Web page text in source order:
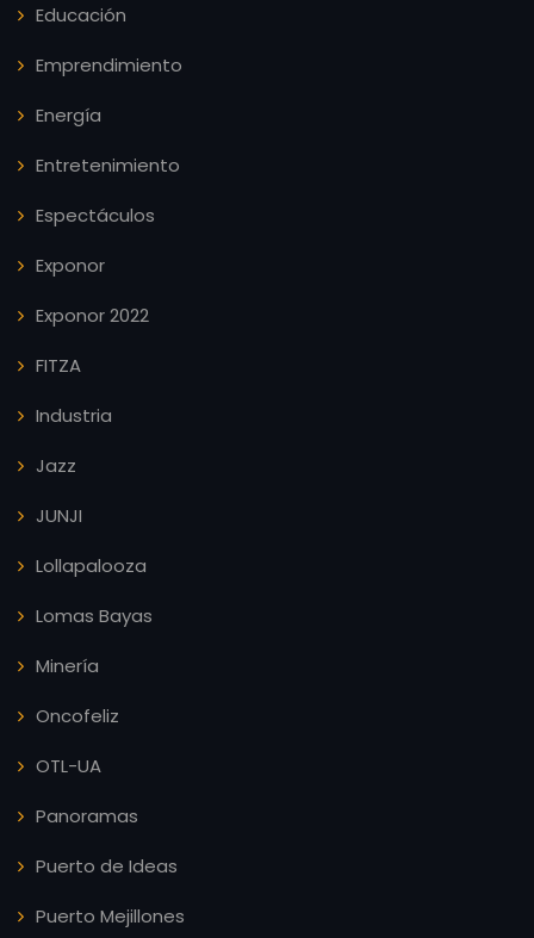
Educación
Emprendimiento
Energía
Entretenimiento
Espectáculos
Exponor
Exponor 2022
FITZA
Industria
Jazz
JUNJI
Lollapalooza
Lomas Bayas
Minería
Oncofeliz
OTL-UA
Panoramas
Puerto de Ideas
Puerto Mejillones